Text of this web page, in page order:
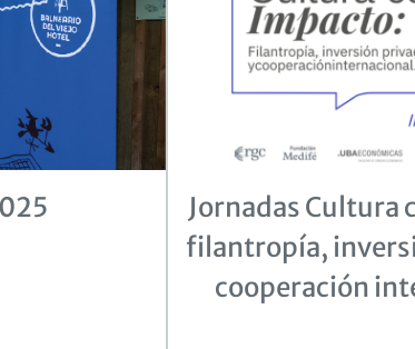
Jornadas Cultura
filantropía,
cooperación